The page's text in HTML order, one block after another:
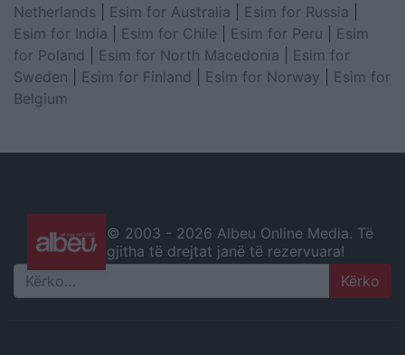
Netherlands
Esim for Australia Esim for Russia
Esim for India
Esim for Chile Esim for Peru
Esim
for Poland
Esim for North Macedonia
Esim for
Sweden
Esim for Finland Esim for Norway
Esim for
Belgium
© 2003 - 2026 Albeu Online Media. Të
gjitha të drejtat janë të rezervuara!
Search